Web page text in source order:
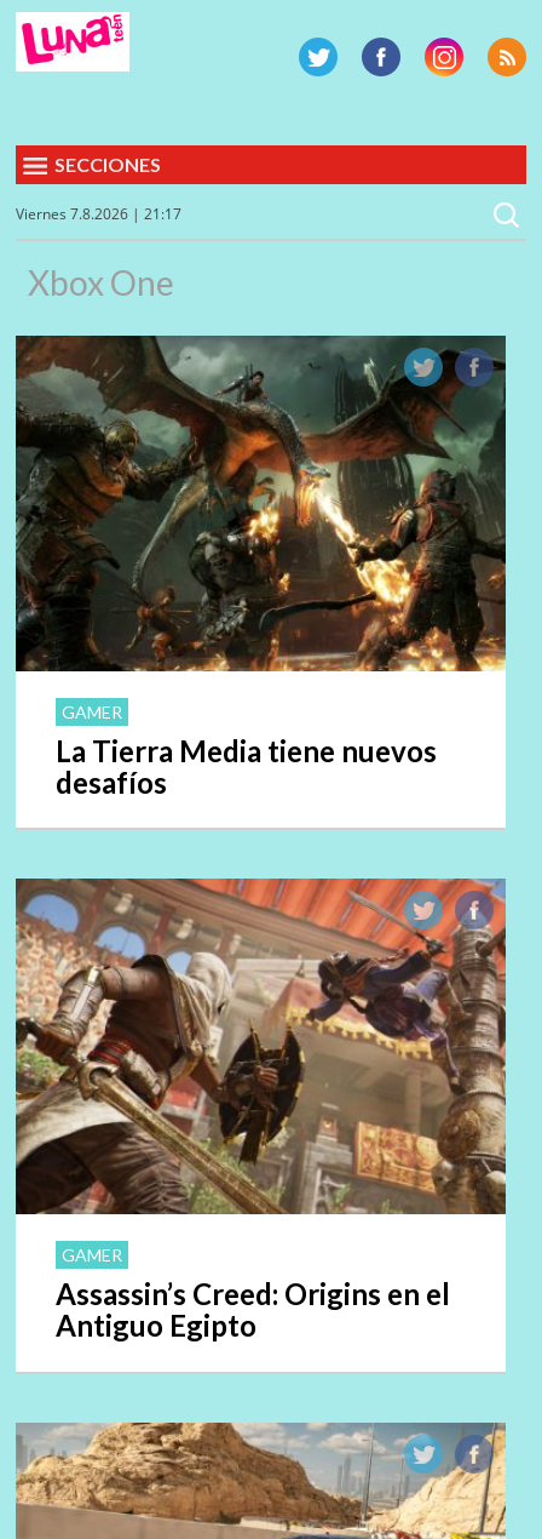
SECCIONES
Viernes 7.8.2026 | 21:17
Xbox One
GAMER
La Tierra Media tiene nuevos
desafíos
GAMER
Assassin’s Creed: Origins en el
Antiguo Egipto